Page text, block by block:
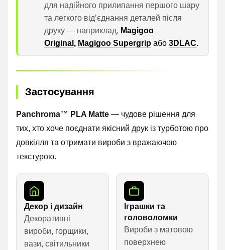
для надійного прилипання першого шару
та легкого відʼєднання деталей після
друку — наприклад, Magigoo
Original , Magigoo Supergrip або 3DLAC.
Застосування
Panchroma™ PLA Matte — чудове рішення для
тих, хто хоче поєднати якісний друк із турботою про
довкілля та отримати вироби з вражаючою
текстурою.
Декор і дизайн
Декоративні
вироби, горщики,
вази, світильники
Іграшки та
головоломки
Вироби з матовою
поверхнею